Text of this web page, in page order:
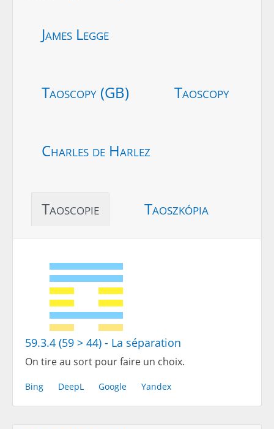
James Legge
Taoscopy (GB) Taoscopy
Charles de Harlez
Taoscopie Taoszkópia
59.3.4 (59 > 44) - La séparation
On tire au sort pour faire un choix.
Bing DeepL Google Yandex